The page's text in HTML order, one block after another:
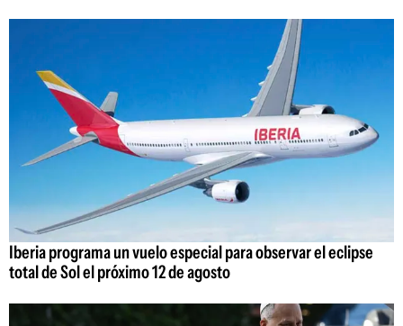
Iberia programa un vuelo especial para observar el eclipse
total de Sol el próximo 12 de agosto